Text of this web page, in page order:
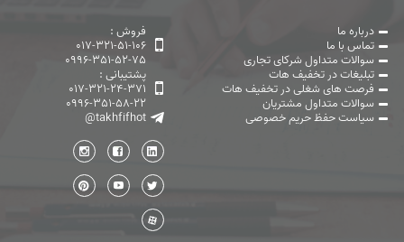
درباره ما
تماس با ما
سوالات متداول شرکای تجاری
تبلیغات در تخفیف هات
فرصت های شغلی در تخفیف هات
سوالات متداول مشتریان
سیاست حفظ حریم خصوصی
فروش :
017-321-51-106
0996-351-52-75
پشتیبانی :
017-321-24-371
0996-351-58-22
@takhfifhot